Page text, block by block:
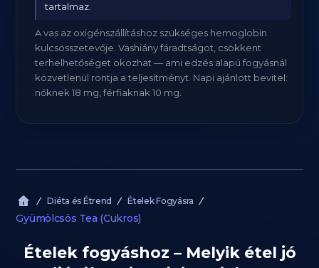
tartalmaz.
A vas az oxigénszállításhoz szükséges hemoglobin
kulcsösszetevője. Vashiány fáradtságot, csökkent
terhelhetőséget okozhat — ami edzés alapú fogyásnál
közvetlenül rontja a teljesítményt. Napi ajánlott bevitel:
nőknek 18 mg, férfiaknak 10 mg.
Diéta és Étrend Ételek Fogyásra
Gyümölcsös Tea (Cukros)
Ételek fogyáshoz – Melyik étel jó